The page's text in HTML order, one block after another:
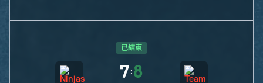
已結束
7:8